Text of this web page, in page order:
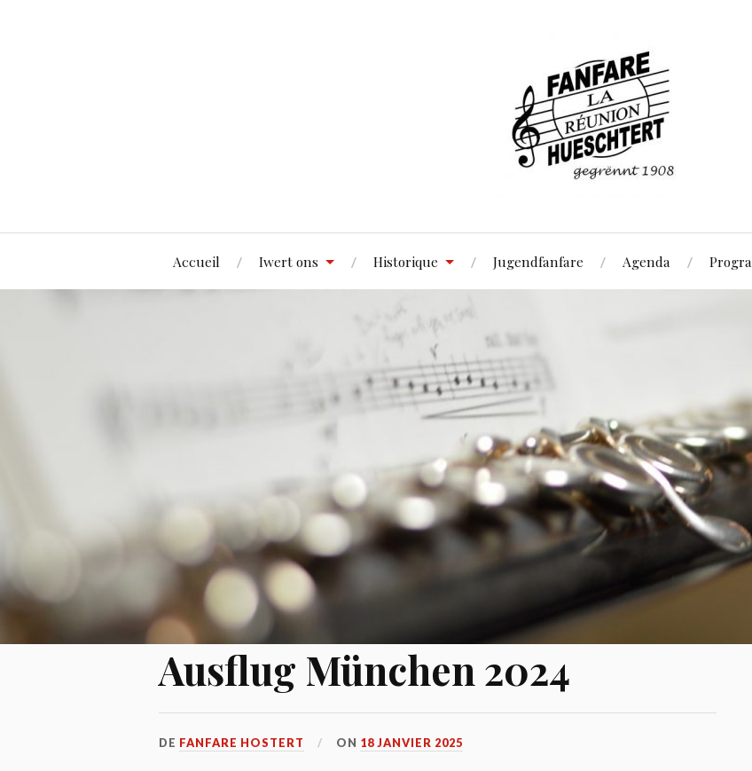
Accueil Iwert ons Historique Jugendfanfare Agenda
Ausflug München 2024
DE FANFARE HOSTERT ON 18 JANVIER 2025